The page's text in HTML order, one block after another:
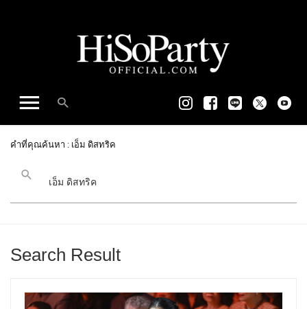
คำที่คุณค้นหา : เอ็ม ดิสทริค
Search Result